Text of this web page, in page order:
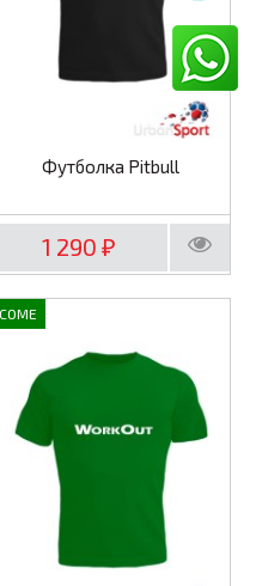
Футболка Pitbull
1 290₽
COME